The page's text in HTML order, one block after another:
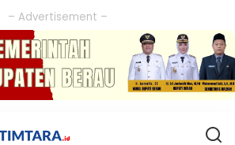
– Advertisement –